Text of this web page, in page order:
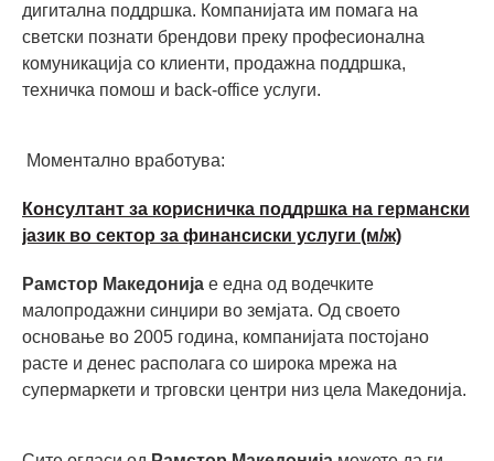
дигитална поддршка. Компанијата им помага на
светски познати брендови преку професионална
комуникација со клиенти, продажна поддршка,
техничка помош и back-office услуги.
Моментално вработува:
Консултант за корисничка поддршка на германски
јазик во сектор за финансиски услуги (м/ж)
Рамстор Македонија е една од водечките
малопродажни синџири во земјата. Од своето
основање во 2005 година, компанијата постојано
расте и денес располага со широка мрежа на
супермаркети и трговски центри низ цела Македонија.